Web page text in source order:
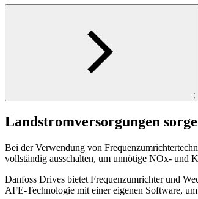
;
Landstromversorgungen
Bei der Verwendung von
vollständig ausschalten, um unnötige NOx- und
Danfoss Drives bietet Frequenzumrichter und
AFE-Technologie mit einer eigenen Software,